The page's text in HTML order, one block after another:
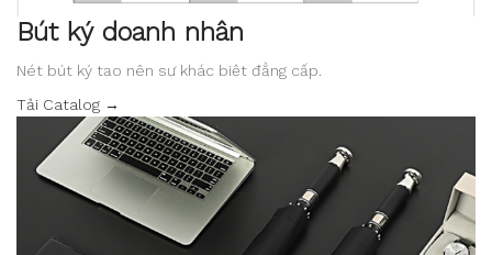
Bút ký doanh nhân
Nét bút ký tạo nên sự khác biệt đẳng cấp.
Tải Catalog →